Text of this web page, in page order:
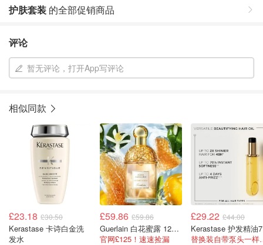
护肤套装 的全部促销商品
评论
暂无评论，打开App写评论
相似同款
£23.18 £30.50
Kerastase 卡诗白金洗
发水
£59.86 £59.86
Guerlain 白花蜜露 125ML
官网£125！速速捡漏
£29.22 £44.00
替换